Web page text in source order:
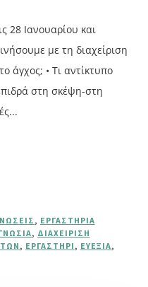
28 Ιανουαρίου και
με τη διαχείριση
άγχος; • Τι αντίκτυπο
στη σκέψη-στη
, ΕΡΓΑΣΤΉΡΙΑ
, ΔΙΑΧΕΊΡΙΣΗ
, ΕΡΓΑΣΤΉΡΙ, ΕΥΕΞΊΑ,